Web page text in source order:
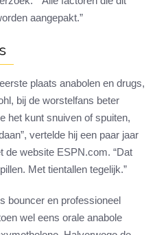
aangepakt.”
plaats anabolen en drugs,
bij de worstelfans beter
het kunt snuiven of spuiten,
vertelde hij een paar jaar
de website ESPN.com. “Dat
Met tientallen tegelijk.”
bouncer en professioneel
wel eens orale anabole